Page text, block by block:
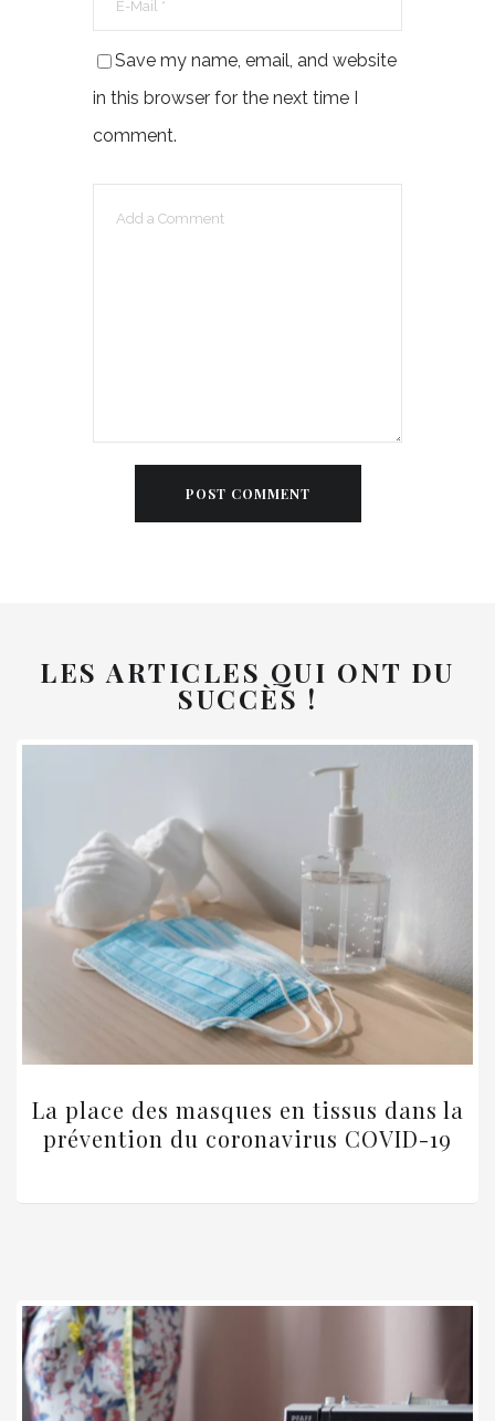
Save my name, email, and website
in this browser for the next time I
comment.
LES ARTICLES QUI ONT DU
SUCCÈS !
La place des masques en tissus dans la
prévention du coronavirus COVID-19